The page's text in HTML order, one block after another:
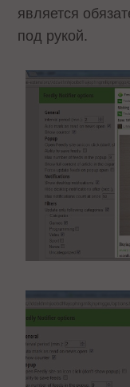
является
под рукой.